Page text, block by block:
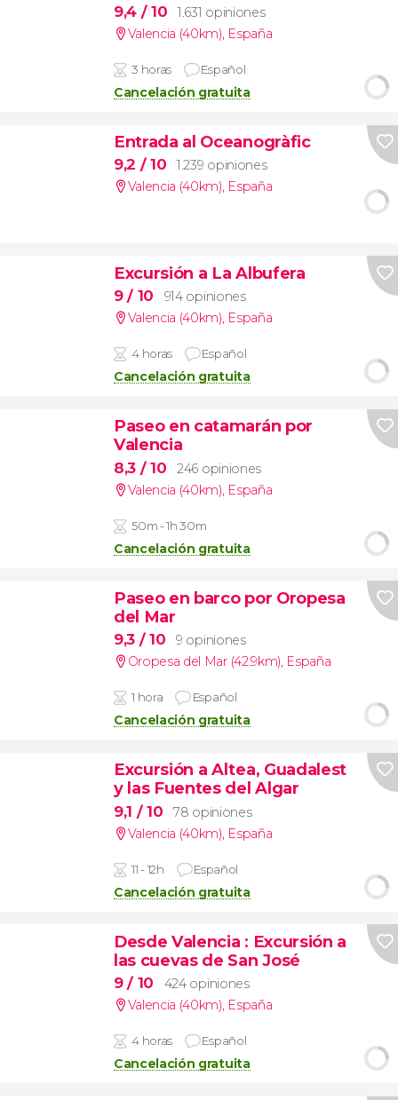
9,4 / 10
1.631 opiniones
Valencia (40km), España
3 horas Español
Cancelación gratuita
Entrada al Oceanogràfic
9,2 / 10
1.239 opiniones
Valencia (40km), España
Excursión a La Albufera
9/ 10
914 opiniones
Valencia (40km), España
4 horas Español
Cancelación gratuita
Paseo en catamarán por
Valencia
8,3 / 10
246 opiniones
Valencia (40km), España
50m - 1h 30m
Cancelación gratuita
Paseo en barco por Oropesa
del Mar
9,3 / 10
9 opiniones
Oropesa del Mar (42.9km), España
1 hora Español
Cancelación gratuita
Excursión a Altea, Guadalest
y las Fuentes del Algar
9,1 / 10
78 opiniones
Valencia (40km), España
11 - 12h Español
Cancelación gratuita
Desde Valencia : Excursión a
las cuevas de San José
9/ 10
424 opiniones
Valencia (40km), España
4 horas Español
Cancelación gratuita